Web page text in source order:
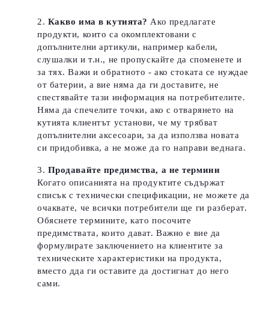
Какво има в кутията? Ако предлагате
продукти, които са окомплектовани с
допълнителни артикули, например кабели,
слушалки и т.н., не пропускайте да споменете и
за тях. Важи и обратното - ако стоката се нуждае
от батерии, а вие няма да ги доставите, не
спестявайте тази информация на потребителите.
Няма да спечелите точки, ако с отварянето на
кутията клиентът установи, че му трябват
допълнителни аксесоари, за да използва новата
си придобивка, а не може да го направи веднага.
Продавайте предимства, а не термини
Когато описанията на продуктите съдържат
списък с технически спецификации, не можете да
очаквате, че всички потребители ще ги разберат.
Обяснете термините, като посочите
предимствата, които дават. Важно е вие да
формулирате заключението на клиентите за
техническите характеристики на продукта,
вместо дда ги оставите да достигнат до него
сами.